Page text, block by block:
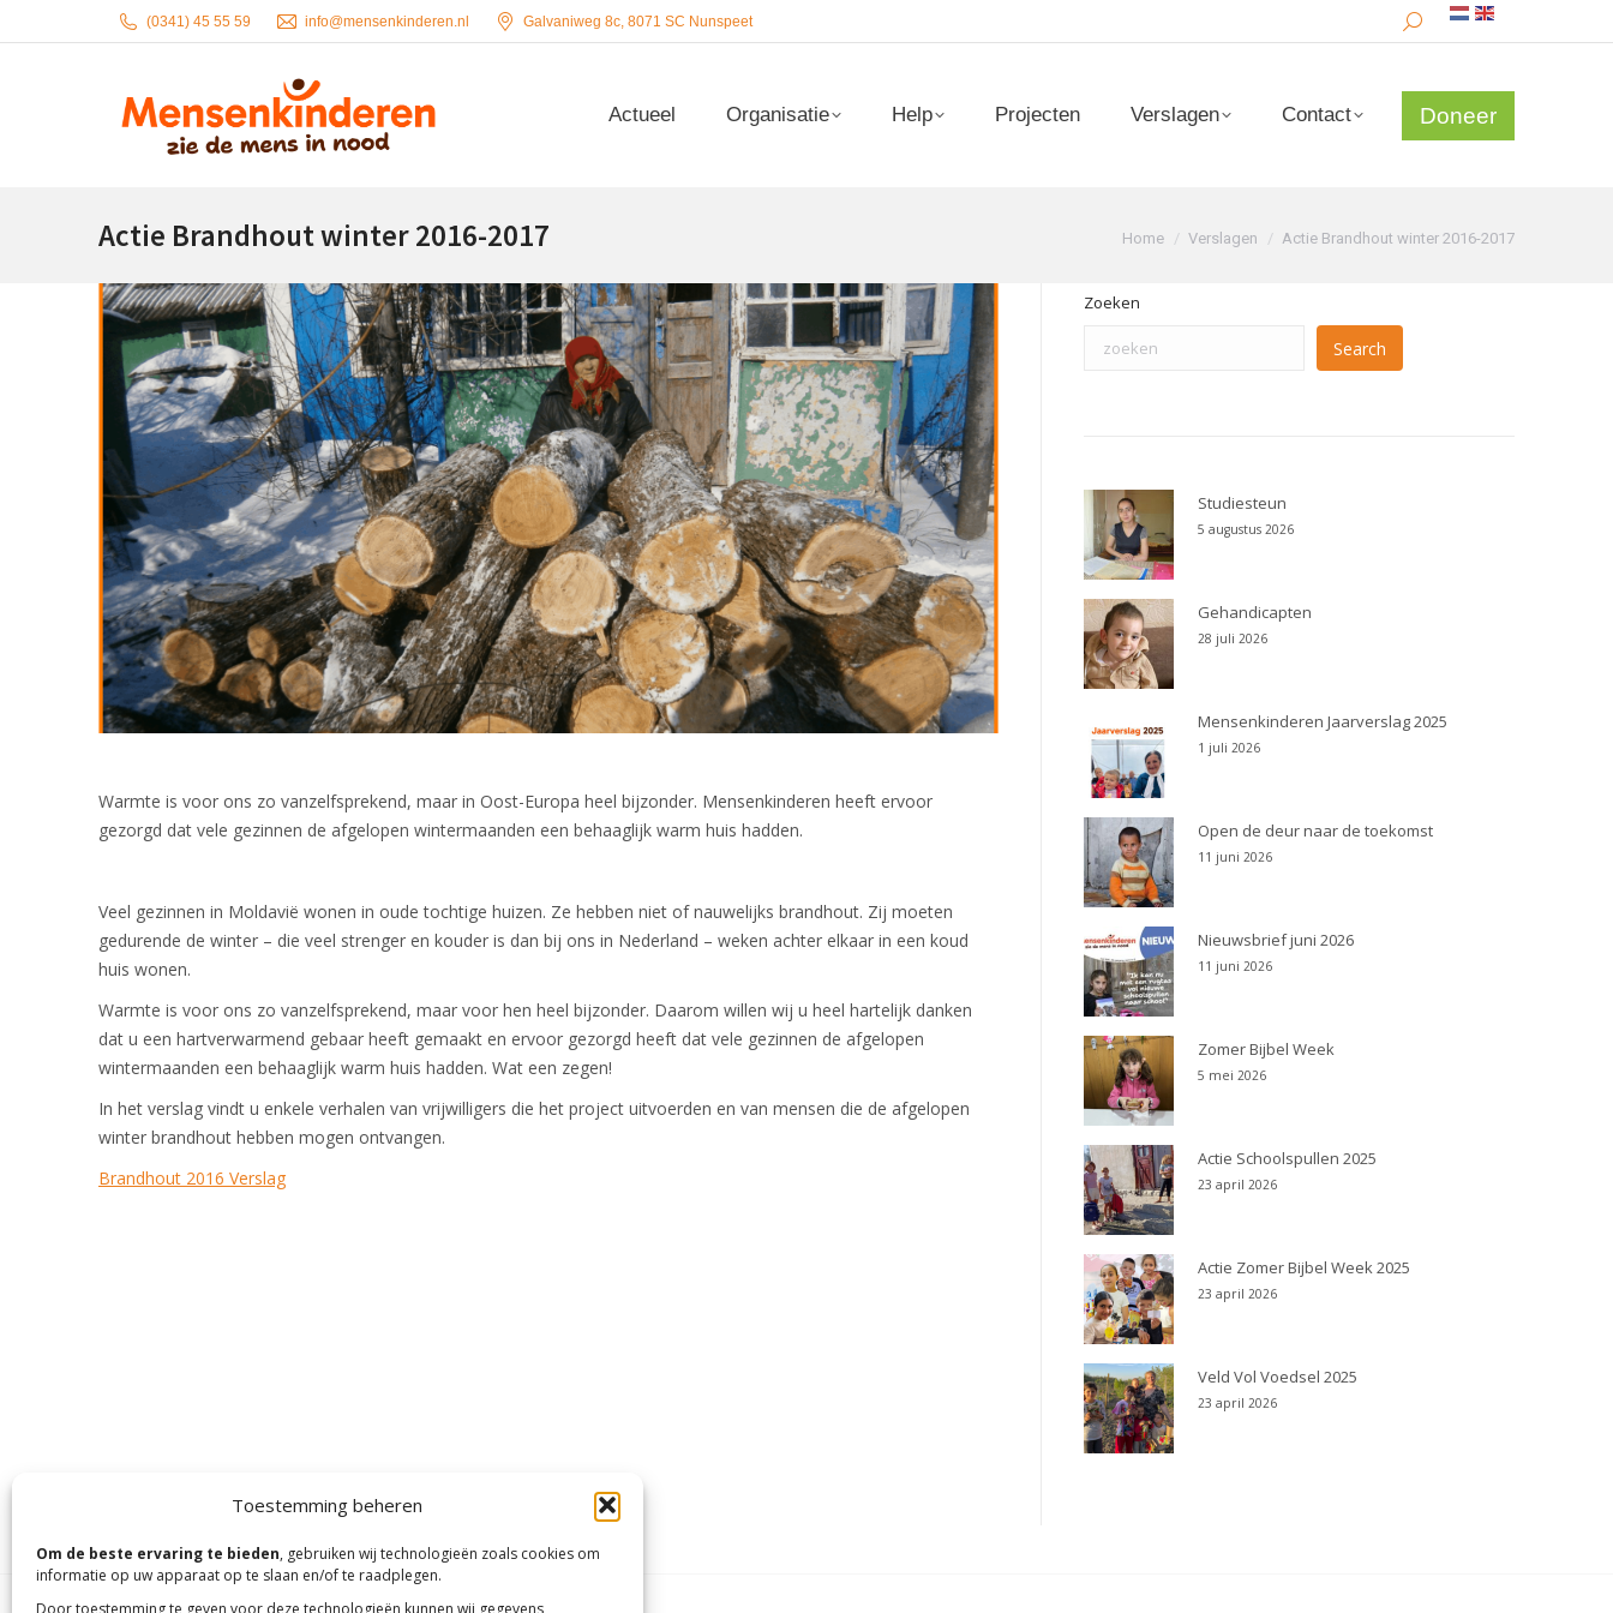
Toestemming beheren
Om de beste ervaring te bieden, gebruiken wij technologieën zoals cookies om
informatie op uw apparaat op te slaan en/of te raadplegen.
Door toestemming te geven voor deze technologieën kunnen wij gegevens
(0341) 45 55 59 info@mensenkinderen.nl Galvaniweg 8c, 8071 SC Nunspeet Search:
Actueel Organisatie Help Projecten Verslagen Contact Doneer
Actie Brandhout winter 2016-2017 Je bent hier:
Home Verslagen Actie Brandhout winter 2016-2017
Warmte is voor ons zo vanzelfsprekend, maar in Oost-Europa heel bijzonder. Mensenkinderen heeft ervoor
gezorgd dat vele gezinnen de afgelopen wintermaanden een behaaglijk warm huis hadden.
Veel gezinnen in Moldavië wonen in oude tochtige huizen. Ze hebben niet of nauwelijks brandhout. Zij moeten
gedurende de winter – die veel strenger en kouder is dan bij ons in Nederland – weken achter elkaar in een koud
huis wonen.
Warmte is voor ons zo vanzelfsprekend, maar voor hen heel bijzonder. Daarom willen wij u heel hartelijk danken
dat u een hartverwarmend gebaar heeft gemaakt en ervoor gezorgd heeft dat vele gezinnen de afgelopen
wintermaanden een behaaglijk warm huis hadden. Wat een zegen!
In het verslag vindt u enkele verhalen van vrijwilligers die het project uitvoerden en van mensen die de afgelopen
winter brandhout hebben mogen ontvangen.
Brandhout 2016 Verslag
Zoeken
Search
Studiesteun
5 augustus 2026
Gehandicapten
28 juli 2026
Mensenkinderen Jaarverslag 2025
1 juli 2026
Open de deur naar de toekomst
11 juni 2026
Nieuwsbrief juni 2026
11 juni 2026
Zomer Bijbel Week
5 mei 2026
Actie Schoolspullen 2025
23 april 2026
Actie Zomer Bijbel Week 2025
23 april 2026
Veld Vol Voedsel 2025
23 april 2026
Actueel Organisatie Help Projecten Verslagen Contact Doneer